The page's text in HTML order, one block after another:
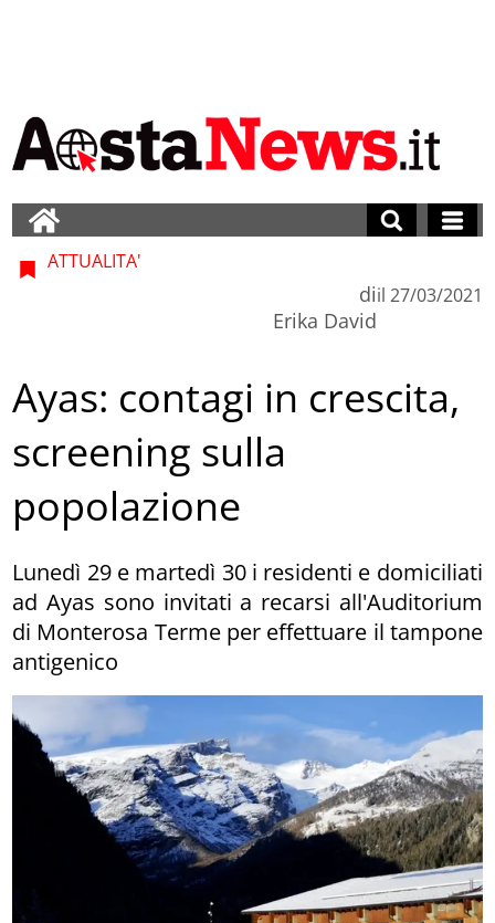
ATTUALITA'
di
Erika David
il 27/03/2021
Ayas: contagi in crescita,
screening sulla
popolazione
Lunedì 29 e martedì 30 i residenti e domiciliati
ad Ayas sono invitati a recarsi all'Auditorium
di Monterosa Terme per effettuare il tampone
antigenico